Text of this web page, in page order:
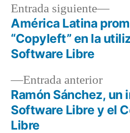
Navegación
de
entradas
Entrada anterior
Ramón Sánchez, un
Software Libre y el
Libre
Entrada siguiente
América Latina
“Copyleft” en la
Software Libre